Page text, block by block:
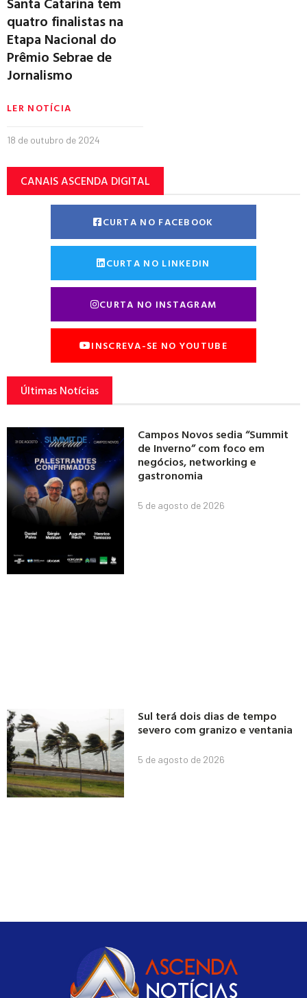
quatro finalistas na
Etapa Nacional do
Prêmio Sebrae de
Jornalismo
LER NOTÍCIA
18 de outubro de 2024
CANAIS ASCENDA DIGITAL
CURTA NO FACEBOOK
CURTA NO LINKEDIN
CURTA NO INSTAGRAM
INSCREVA-SE NO YOUTUBE
Últimas Notícias
Campos Novos sedia “Summit
de Inverno” com foco em
negócios, networking e
gastronomia
5 de agosto de 2026
Sul terá dois dias de tempo
severo com granizo e ventania
5 de agosto de 2026